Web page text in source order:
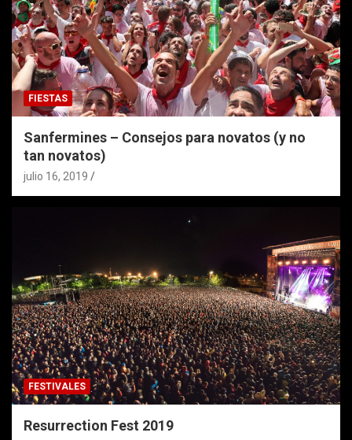
FIESTAS
Sanfermines – Consejos para novatos (y no
tan novatos)
julio 16, 2019
FESTIVALES
Resurrection Fest 2019